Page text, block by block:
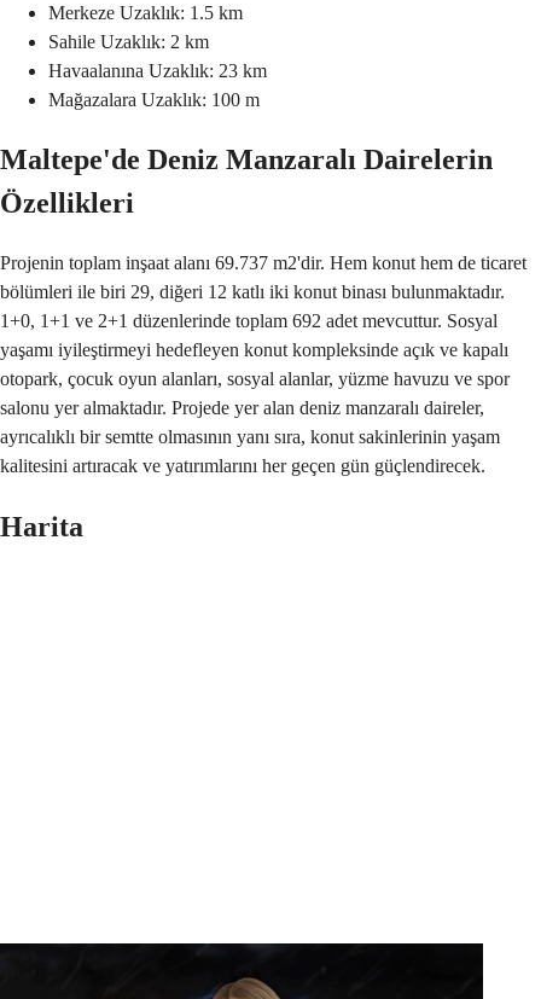
Merkeze Uzaklık: 1.5 km
Sahile Uzaklık: 2 km
Havaalanına Uzaklık: 23 km
Mağazalara Uzaklık: 100 m
Maltepe'de Deniz Manzaralı Dairelerin
Özellikleri
Projenin toplam inşaat alanı 69.737 m2'dir. Hem konut hem de ticaret
bölümleri ile biri 29, diğeri 12 katlı iki konut binası bulunmaktadır.
1+0, 1+1 ve 2+1 düzenlerinde toplam 692 adet mevcuttur. Sosyal
yaşamı iyileştirmeyi hedefleyen konut kompleksinde açık ve kapalı
otopark, çocuk oyun alanları, sosyal alanlar, yüzme havuzu ve spor
salonu yer almaktadır. Projede yer alan deniz manzaralı daireler,
ayrıcalıklı bir semtte olmasının yanı sıra, konut sakinlerinin yaşam
kalitesini artıracak ve yatırımlarını her geçen gün güçlendirecek.
Harita